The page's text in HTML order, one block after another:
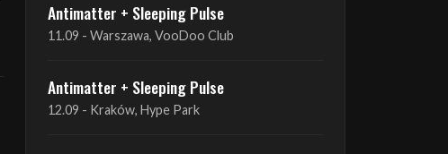
Antimatter + Sleeping Pulse
12.09 - Kraków, Hype Park
Amelia Tokarska - Celtic Tales Quartet
19.09 - Brześć Kujawski, Wahadło